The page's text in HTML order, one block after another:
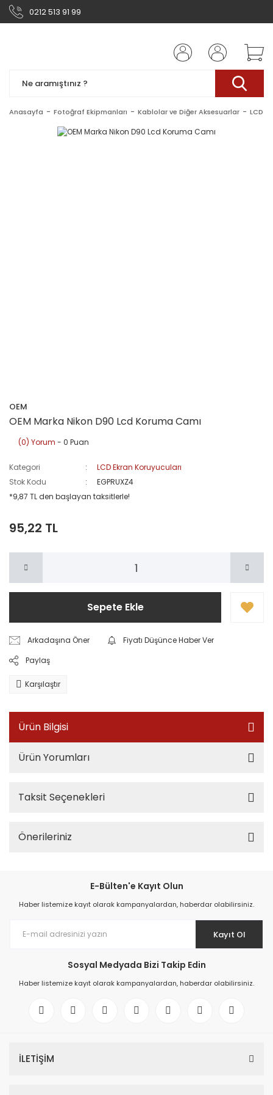
0212 513 91 99
Anasayfa Fotoğraf Ekipmanları Kablolar ve Diğer Aksesuarlar LCD
OEM
OEM Marka Nikon D90 Lcd Koruma Camı
(0) Yorum - 0 Puan
Kategori
LCD Ekran Koruyucuları
Stok Kodu
EGPRUXZ4
*9,87 TL den başlayan taksitlerle!
95,22 TL
Sepete Ekle
Arkadaşına Öner
Fiyatı Düşünce Haber Ver
Paylaş
Karşılaştır
Ürün Bilgisi
Ürün Yorumları
Taksit Seçenekleri
Önerileriniz
E-Bülten'e Kayıt Olun
Haber listemize kayıt olarak kampanyalardan, haberdar olabilirsiniz.
Kayıt Ol
Sosyal Medyada Bizi Takip Edin
Haber listemize kayıt olarak kampanyalardan, haberdar olabilirsiniz.
İLETİŞİM